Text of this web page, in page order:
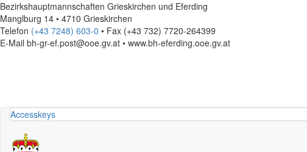
Bezirkshauptmannschaften Grieskirchen und Eferding
Manglburg 14 • 4710 Grieskirchen
Telefon (+43 7248) 603-0 • Fax (+43 732) 7720-264399
E-Mail bh-gr-ef.post@ooe.gv.at • www.bh-eferding.ooe.gv.at
Accesskeys